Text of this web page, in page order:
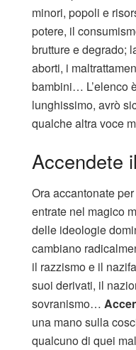
minori, popoli e
potere, il
brutture e degrado;
aborti, i
bambini… L’elenco
lunghissimo, avrò
qualche altra voce
Accendete
Ora accantonate
entrate nel magico
delle ideologie
cambiano
il razzismo e il
suoi derivati, il
sovranismo…
una mano sulla
qualcuno di quei